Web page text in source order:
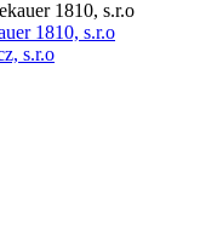
1810, s.r.o
s.r.o